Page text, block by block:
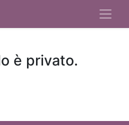
è privato.